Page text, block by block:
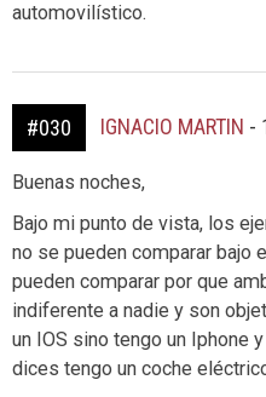
automovilístico.
#030 IGNACIO MARTIN -
Buenas noches,
Bajo mi punto de vista, los
no se pueden comparar bajo
pueden comparar por que
indiferente a nadie y son
un IOS sino tengo un Iphone
dices tengo un coche